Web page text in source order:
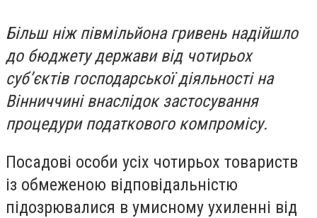
Більш ніж півмільйона гривень надійшло
до бюджету держави від чотирьох
суб’єктів господарської діяльності на
Вінниччині внаслідок застосування
процедури податкового компромісу.
Посадові особи усіх чотирьох товариств
із обмеженою відповідальністю
підозрювалися в умисному ухиленні від